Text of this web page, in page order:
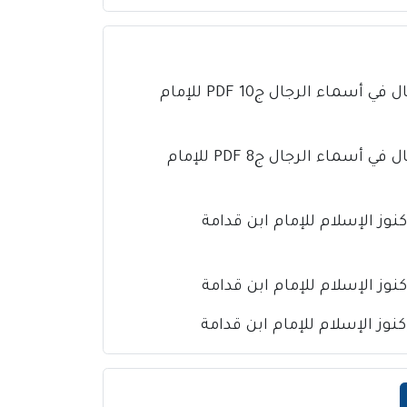
كتاب تذهيب تهذيب الكمال في أسماء الرجال ج10 PDF للإمام
كتاب تذهيب تهذيب الكمال في أسماء الرجال ج8 PDF للإمام